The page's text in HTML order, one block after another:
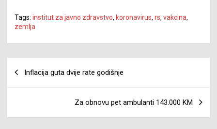
Tags: institut za javno zdravstvo, koronavirus, rs, vakcina,
zemlja
članaka
Inflacija guta dvije rate godišnje
Za obnovu pet ambulanti 143.000 KM